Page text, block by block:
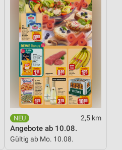
2,5 km
Angebote ab 10.08.
Gültig ab Mo. 10.08.